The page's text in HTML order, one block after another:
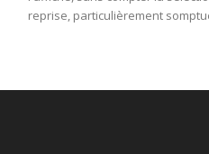
reprise, particulièrement